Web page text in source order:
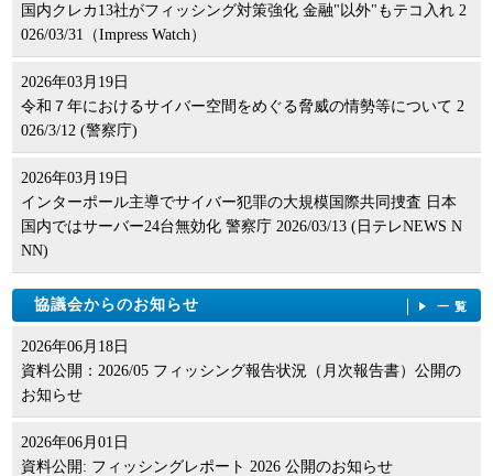
国内クレカ13社がフィッシング対策強化 金融"以外"もテコ入れ 2
026/03/31（Impress Watch）
2026年03月19日
令和７年におけるサイバー空間をめぐる脅威の情勢等について 2
026/3/12 (警察庁)
2026年03月19日
インターポール主導でサイバー犯罪の大規模国際共同捜査 日本
国内ではサーバー24台無効化 警察庁 2026/03/13 (日テレNEWS N
NN)
協議会からのお知らせ 一覧
2026年06月18日
資料公開：2026/05 フィッシング報告状況（月次報告書）公開の
お知らせ
2026年06月01日
資料公開: フィッシングレポート 2026 公開のお知らせ